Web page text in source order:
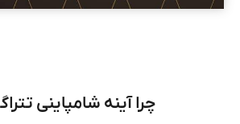
چرا آینه شامپاینی